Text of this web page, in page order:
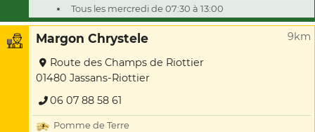
Tous les mercredi de 07:30 à 13:00
Margon Chrystele 9km
Route des Champs de Riottier
01480 Jassans-Riottier
06 07 88 58 61
Pomme de Terre